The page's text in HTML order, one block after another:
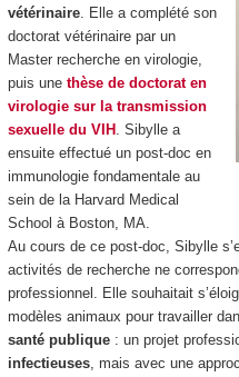
vétérinaire. Elle a complété son
doctorat vétérinaire par un
Master recherche en virologie,
puis une thèse de doctorat en
virologie sur la transmission
sexuelle du VIH . Sibylle a
ensuite effectué un post-doc en
immunologie fondamentale au
sein de la Harvard Medical
School à Boston, MA.
Au cours de ce post-doc, Sibylle
activités de recherche ne
professionnel. Elle souhaitait
modèles animaux pour travailler
santé publique: un projet
infectieuses, mais avec une